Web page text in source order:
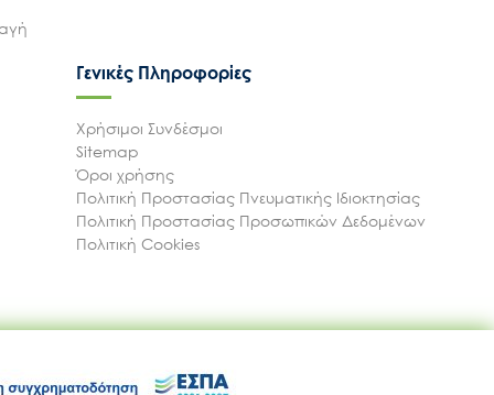
Γενικές Πληροφορίες
Χρήσιμοι Συνδέσμοι
Sitemap
Όροι χρήσης
Πολιτική Προστασίας Πνευματικής Ιδιοκτησίας
Πολιτική Προστασίας Προσωπικών Δεδομένων
Πολιτική Cookies